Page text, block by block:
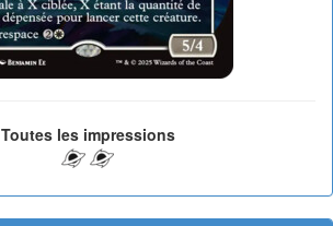
Toutes les impressions